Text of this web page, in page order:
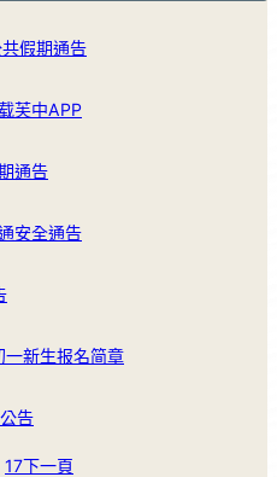
假期通告
芙中APP
通告
安全通告
新生报名简章
告
17下一頁